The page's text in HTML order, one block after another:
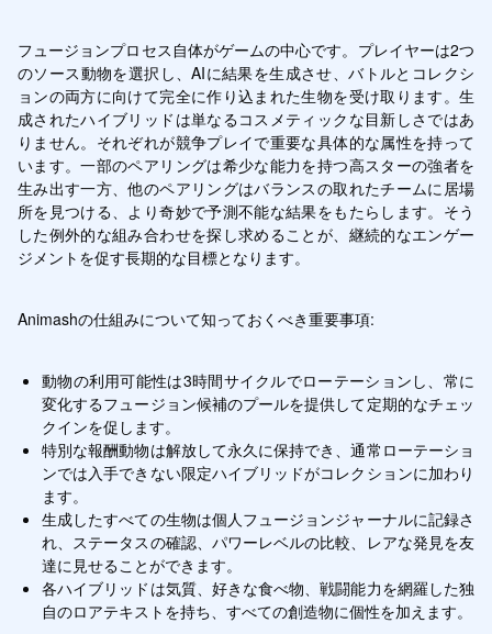
フュージョンプロセス自体がゲームの中心です。プレイヤーは2つ
のソース動物を選択し、AIに結果を生成させ、バトルとコレクシ
ョンの両方に向けて完全に作り込まれた生物を受け取ります。生
成されたハイブリッドは単なるコスメティックな目新しさではあ
りません。それぞれが競争プレイで重要な具体的な属性を持って
います。一部のペアリングは希少な能力を持つ高スターの強者を
生み出す一方、他のペアリングはバランスの取れたチームに居場
所を見つける、より奇妙で予測不能な結果をもたらします。そう
した例外的な組み合わせを探し求めることが、継続的なエンゲー
ジメントを促す長期的な目標となります。
Animashの仕組みについて知っておくべき重要事項:
動物の利用可能性は3時間サイクルでローテーションし、常に
変化するフュージョン候補のプールを提供して定期的なチェッ
クインを促します。
特別な報酬動物は解放して永久に保持でき、通常ローテーショ
ンでは入手できない限定ハイブリッドがコレクションに加わり
ます。
生成したすべての生物は個人フュージョンジャーナルに記録さ
れ、ステータスの確認、パワーレベルの比較、レアな発見を友
達に見せることができます。
各ハイブリッドは気質、好きな食べ物、戦闘能力を網羅した独
自のロアテキストを持ち、すべての創造物に個性を加えます。